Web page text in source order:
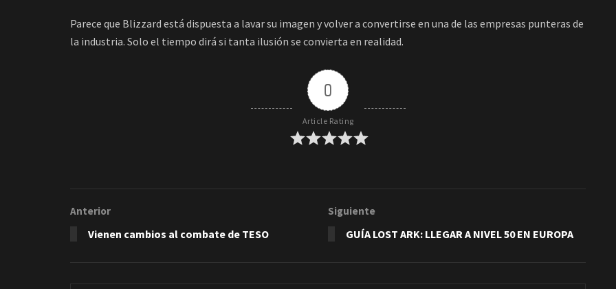
Parece que Blizzard está dispuesta a lavar su imagen y volver a convertirse en una de las empresas punteras de
la industria. Solo el tiempo dirá si tanta ilusión se convierta en realidad.
0
Article Rating
Anterior
Vienen cambios al combate de TESO
Siguiente
GUÍA LOST ARK: LLEGAR A NIVEL 50 EN EUROPA